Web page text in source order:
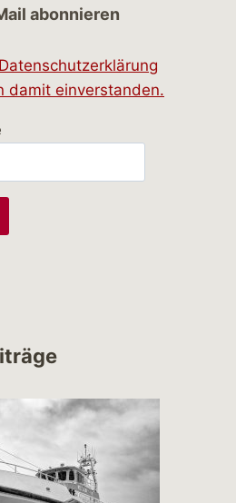
abonnieren
damit einverstanden.